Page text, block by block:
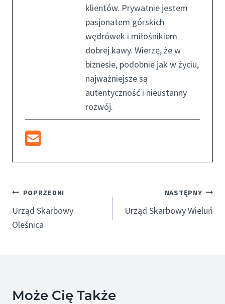
klientów. Prywatnie jestem
pasjonatem górskich
wędrówek i miłośnikiem
dobrej kawy. Wierzę, że w
biznesie, podobnie jak w życiu,
najważniejsze są
autentyczność i nieustanny
rozwój.
Nawigacja
Wpisu
POPRZEDNI
Urząd Skarbowy
Oleśnica
NASTĘPNY
Urząd Skarbowy Wieluń
Może Cię Także